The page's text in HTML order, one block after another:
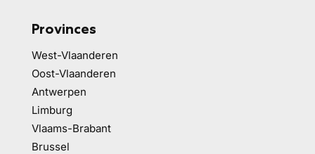
Provinces
West-Vlaanderen
Oost-Vlaanderen
Antwerpen
Limburg
Vlaams-Brabant
Brussel